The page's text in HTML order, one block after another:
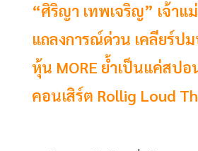
“ศิริญา เทพเจริญ” เจ้าแ
แถลงการณ์ด่วน เคลียร์ป
หุ้น MORE ย้ำเป็นแค่สปอ
คอนเสิร์ต Rollig Loud